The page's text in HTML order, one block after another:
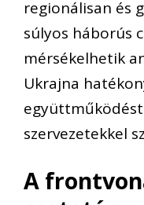
regionálisan és
súlyos háborús
mérsékelhetik
Ukrajna
szervezetekkel
A